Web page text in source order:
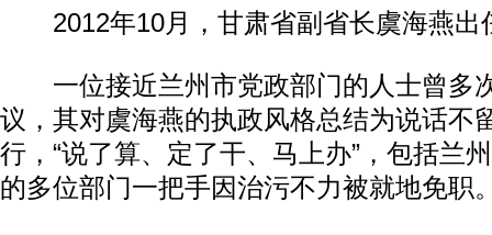
2012年10月，甘肃省副省长虞海燕出
一位接近兰州市党政部门的人士曾多
议，其对虞海燕的执政风格总结为说话不
行，“说了算、定了干、马上办”，包括兰
的多位部门一把手因治污不力被就地免职